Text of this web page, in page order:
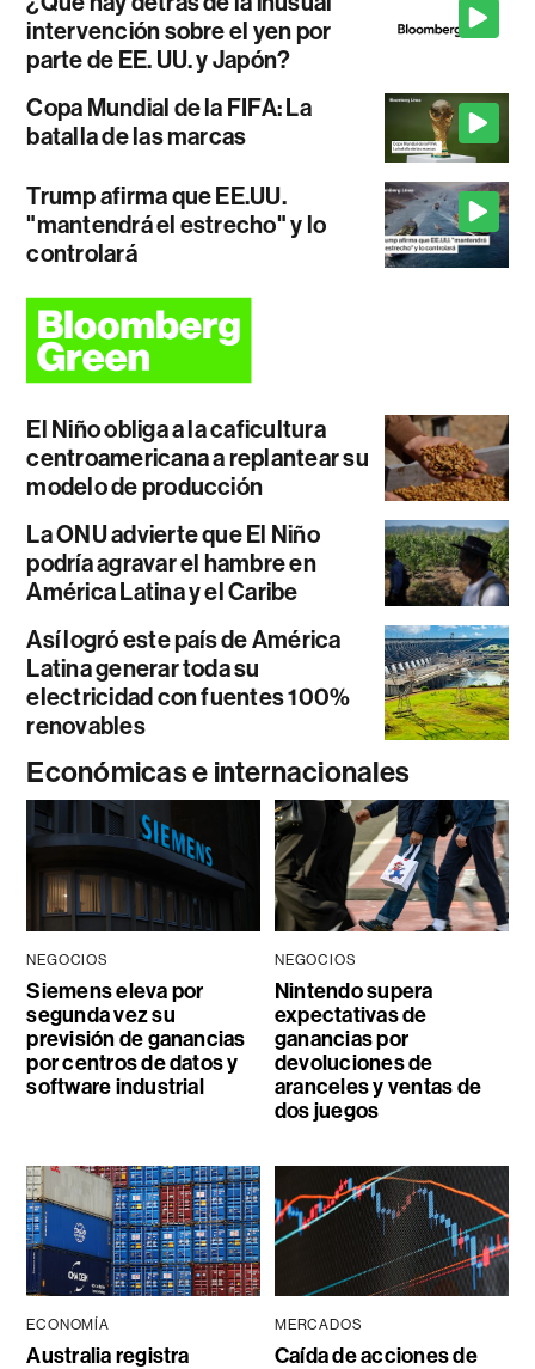
intervención sobre el yen por
parte de EE. UU. y Japón?
Copa Mundial de la FIFA: La
batalla de las marcas
Trump afirma que EE.UU.
"mantendrá el estrecho" y lo
controlará
El Niño obliga a la caficultura
centroamericana a replantear su
modelo de producción
La ONU advierte que El Niño
podría agravar el hambre en
América Latina y el Caribe
Así logró este país de América
Latina generar toda su
electricidad con fuentes 100%
renovables
Económicas e internacionales
NEGOCIOS
Siemens eleva por
segunda vez su
previsión de ganancias
por centros de datos y
software industrial
NEGOCIOS
Nintendo supera
expectativas de
ganancias por
devoluciones de
aranceles y ventas de
dos juegos
ECONOMÍA
Australia registra
MERCADOS
Caída de acciones de